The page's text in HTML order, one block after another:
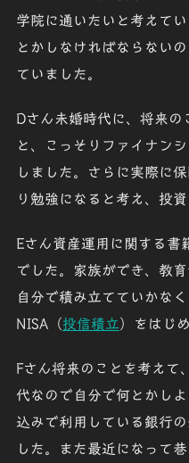
学院に通いたいと考えて
とかしなければならない
ていました。
Dさん 未婚時代に、将来の
と、こっそりファイナン
しました。さらに実際に
り勉強になると考え、投
Eさん資産運用に関する書
でした。家族ができ、教
自分で積み立てていかな
NISA（投信積立 ）をはじ
Fさん将来のことを考えて
代なので自分で何とかし
込みで利用している銀行
した。また最近になって巷